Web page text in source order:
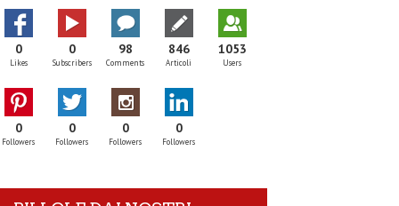
0
Likes
0
Subscribers
98
Comments
846
Articoli
1053
Users
0
Followers
0
Followers
0
Followers
0
Followers